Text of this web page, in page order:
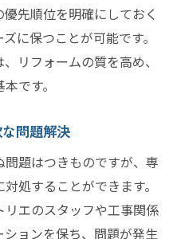
先順位を明確にしておく
に保つことが可能です。
リフォームの質を高め、
です。
問題解決
題はつきものですが、専
処することができます。
エのスタッフや工事関係
ョンを保ち、問題が発生